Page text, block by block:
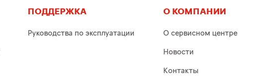
ПОДДЕРЖКА
Руководства по эксплуатации
О КОМПАНИИ
О сервисном центре
Новости
Контакты